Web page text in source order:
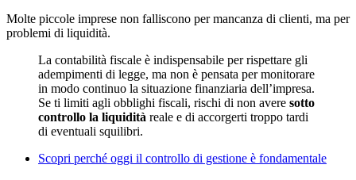
Molte piccole imprese non falliscono per mancanza di clienti, ma per
problemi di liquidità.
La contabilità fiscale è indispensabile per rispettare gli
adempimenti di legge, ma non è pensata per monitorare
in modo continuo la situazione finanziaria dell’impresa.
Se ti limiti agli obblighi fiscali, rischi di non avere sotto
controllo la liquidità reale e di accorgerti troppo tardi
di eventuali squilibri.
Scopri perché oggi il controllo di gestione è fondamentale